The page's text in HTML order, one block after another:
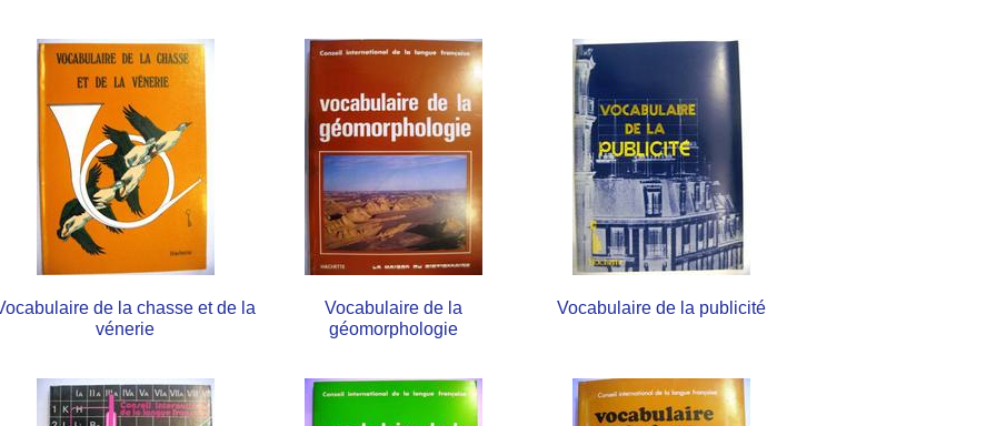
de la chasse et de la
vénerie
Vocabulaire de la
géomorphologie
Vocabulaire de la publicité